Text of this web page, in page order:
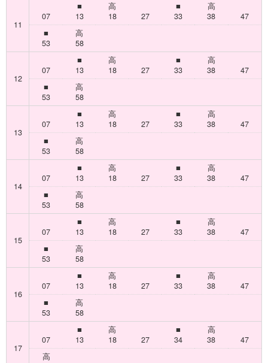
11
07
■
13
高
18
27
■
33
高
38
47
■
53
高
58
12
07
■
13
高
18
27
■
33
高
38
47
■
53
高
58
13
07
■
13
高
18
27
■
33
高
38
47
■
53
高
58
14
07
■
13
高
18
27
■
33
高
38
47
■
53
高
58
15
07
■
13
高
18
27
■
33
高
38
47
■
53
高
58
16
07
■
13
高
18
27
■
33
高
38
47
■
53
高
58
17
07
■
13
高
18
27
■
34
高
38
47
高